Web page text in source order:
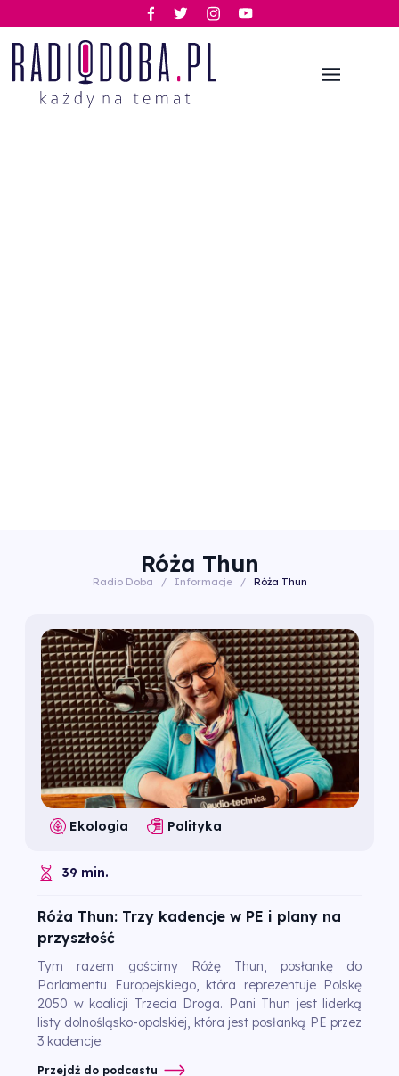
Róża Thun
Radio Doba / Informacje / Róża Thun
Ekologia Polityka
39 min.
Róża Thun: Trzy kadencje w PE i plany na
przyszłość
Tym razem gościmy Różę Thun, posłankę do
Parlamentu Europejskiego, która reprezentuje Polskę
2050 w koalicji Trzecia Droga. Pani Thun jest liderką
listy dolnośląsko-opolskiej, która jest posłanką PE przez
3 kadencje.
Przejdź do podcastu